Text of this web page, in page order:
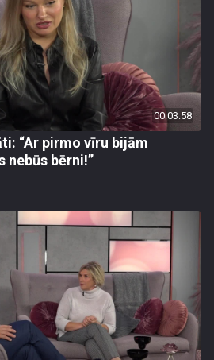
00:03:58
“Ar pirmo vīru bijām
nebūs bērni!”